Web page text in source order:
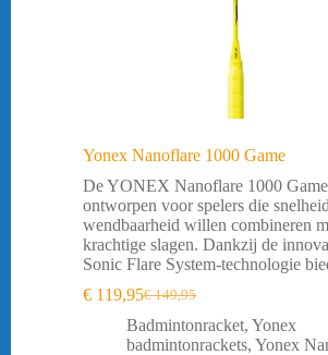
Yonex Nanoflare 1000 Game
De YONEX Nanoflare 1000
ontworpen voor spelers die
wendbaarheid willen combineren
krachtige slagen. Dankzij de
Sonic Flare System-technologie
€149,95
Oorspronkelijke
prijs
was:
€ 119,95Huidige
prijs
is:
Badmintonracket, Yonex
badmintonrackets, Yonex